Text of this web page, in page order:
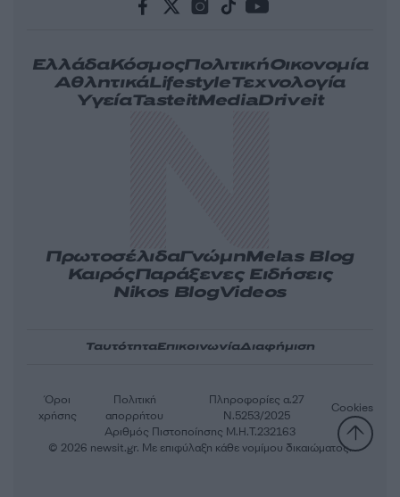
ΕλλάδαΚόσμοςΠολιτικήΟικονομία
ΑθλητικάLifestyleΤεχνολογία
ΥγείαTasteitMediaDriveit
ΠρωτοσέλιδαΓνώμηMelas Blog
ΚαιρόςΠαράξενες Ειδήσεις
Nikos BlogVideos
ΤαυτότηταΕπικοινωνίαΔιαφήμιση
Αριθμός Πιστοποίησης Μ.Η.Τ.232163
Όροι
χρήσης
Πολιτική
απορρήτου
Πληροφορίες α.27
Ν.5253/2025
Cookies
© 2026 newsit.gr. Με επιφύλαξη κάθε νομίμου δικαιώματος.